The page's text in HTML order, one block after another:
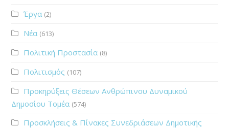
Έργα (2)
Νέα (613)
Πολιτική Προστασία (8)
Πολιτισμός (107)
Προκηρύξεις Θέσεων Ανθρώπινου Δυναμικού
Δημοσίου Τομέα (574)
Προσκλήσεις & Πίνακες Συνεδριάσεων Δημοτικής